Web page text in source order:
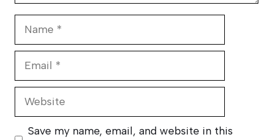
Website
Save my name, email, and website in this